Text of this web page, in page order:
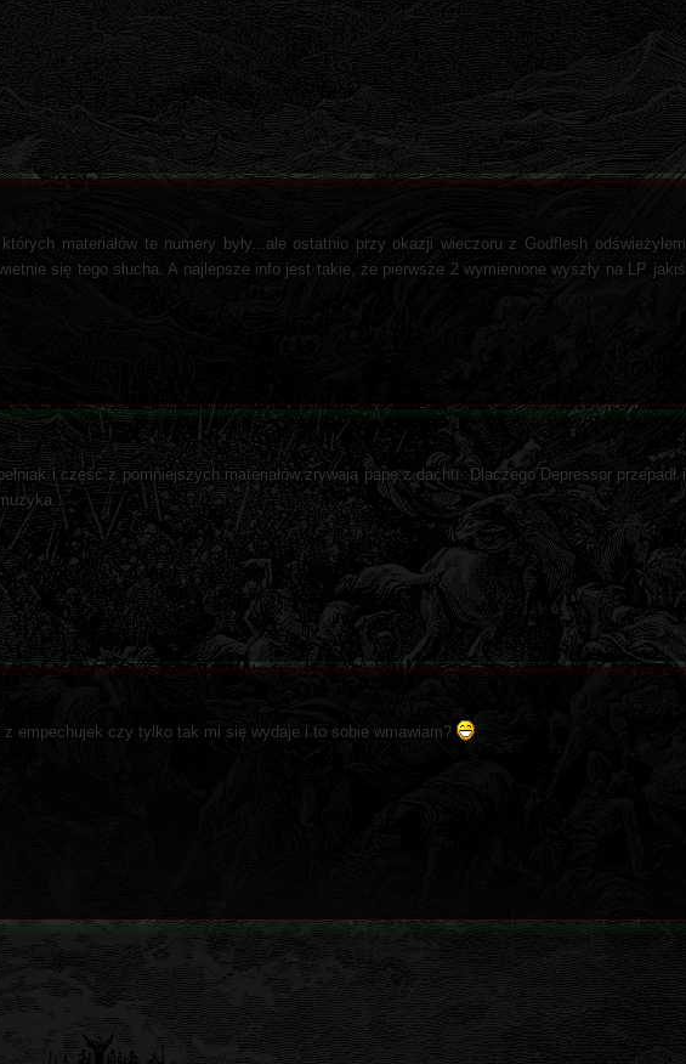
materiałów te numery były...ale ostatnio przy okazji wieczoru z Godflesh odświeżyłem
się tego słucha. A najlepsze info jest takie, że pierwsze 2 wymienione wyszły na LP jakiś
i część z pomniejszych materiałów zrywają papę z dachu. Dlaczego Depressor przepadł i
empechujek czy tylko tak mi się wydaje i to sobie wmawiam?